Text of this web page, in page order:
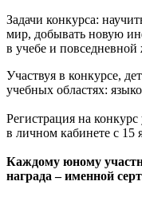
Задачи конкурса:
мир, добывать новую
в учебе и повседневной
Участвуя в конкурсе,
учебных областях:
Регистрация на
в личном кабинете с 15
Каждому юному
награда – именной